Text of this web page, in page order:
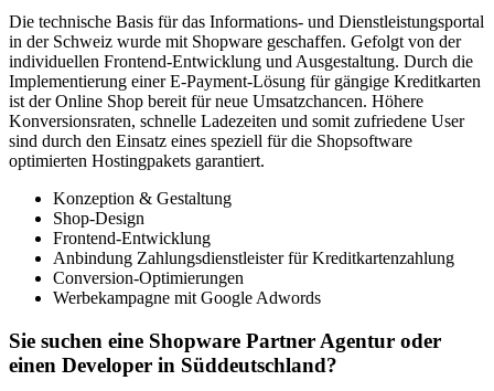
Die technische Basis für das Informations- und Dienstleistungsportal
in der Schweiz wurde mit Shopware geschaffen. Gefolgt von der
individuellen Frontend-Entwicklung und Ausgestaltung. Durch die
Implementierung einer E-Payment-Lösung für gängige Kreditkarten
ist der Online Shop bereit für neue Umsatzchancen. Höhere
Konversionsraten, schnelle Ladezeiten und somit zufriedene User
sind durch den Einsatz eines speziell für die Shopsoftware
optimierten Hostingpakets garantiert.
Konzeption & Gestaltung
Shop-Design
Frontend-Entwicklung
Anbindung Zahlungsdienstleister für Kreditkartenzahlung
Conversion-Optimierungen
Werbekampagne mit Google Adwords
Sie suchen eine Shopware Partner Agentur oder
einen Developer in Süddeutschland?